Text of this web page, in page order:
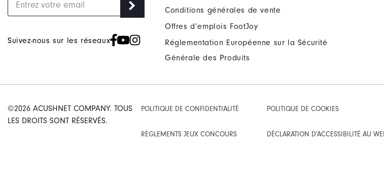
Suivez-nous sur les réseaux
Conditions générales de vente
Offres d’emplois FootJoy
Réglementation Européenne sur la Sécurité
Générale des Produits
©2026 ACUSHNET COMPANY. TOUS
LES DROITS SONT RÉSERVÉS.
POLITIQUE DE CONFIDENTIALITÉ POLITIQUE DE COOKIES
RÈGLEMENTS JEUX CONCOURS DÉCLARATION D'ACCESSIBILITÉ AU